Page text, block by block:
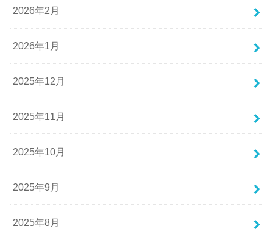
2026年2月
2026年1月
2025年12月
2025年11月
2025年10月
2025年9月
2025年8月